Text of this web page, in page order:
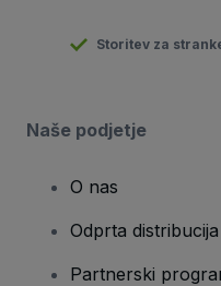
Storitev za
Naše podjetje
O nas
Odprta distribucija
Partnerski